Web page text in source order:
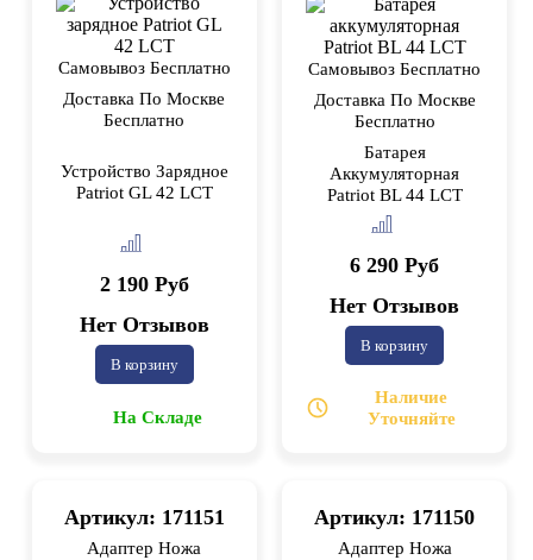
Самовывоз Бесплатно
Доставка По Москве
Бесплатно
Устройство Зарядное
Patriot GL 42 LCT
2 190 Руб
Нет Отзывов
В корзину
На Складе
Самовывоз Бесплатно
Доставка По Москве
Бесплатно
Батарея
Аккумуляторная
Patriot BL 44 LCT
6 290 Руб
Нет Отзывов
В корзину
Наличие
Уточняйте
Артикул: 171151
Адаптер Ножа
Артикул: 171150
Адаптер Ножа